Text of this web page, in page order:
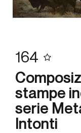
164
stampe
serie
Intonti